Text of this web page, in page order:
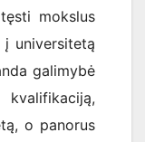
mokslus
universitetą
galimybė
o panorus